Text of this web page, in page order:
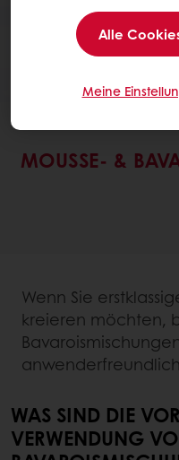
MOUSSE- &
Wenn Sie
kreieren möchten,
WAS SIND DIE
VERWENDUNG
Alle
Meine